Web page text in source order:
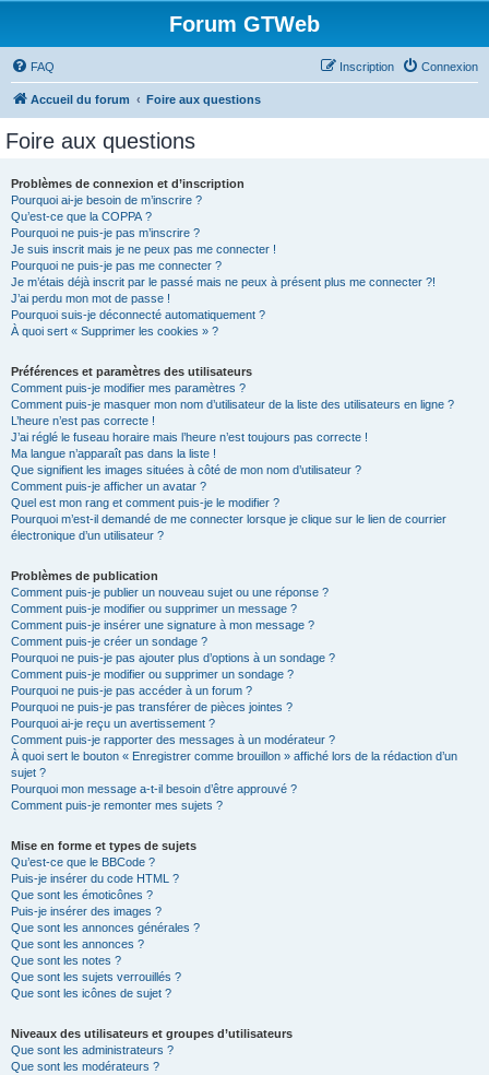
Forum GTWeb
FAQ Connexion
Inscription
Accueil du forum Foire aux questions
Foire aux questions
Problèmes de connexion et d’inscription
Pourquoi ai-je besoin de m’inscrire ?
Qu’est-ce que la COPPA ?
Pourquoi ne puis-je pas m’inscrire ?
Je suis inscrit mais je ne peux pas me connecter !
Pourquoi ne puis-je pas me connecter ?
Je m’étais déjà inscrit par le passé mais ne peux à présent plus me connecter ?!
J’ai perdu mon mot de passe !
Pourquoi suis-je déconnecté automatiquement ?
À quoi sert « Supprimer les cookies » ?
Préférences et paramètres des utilisateurs
Comment puis-je modifier mes paramètres ?
Comment puis-je masquer mon nom d’utilisateur de la liste des utilisateurs en ligne ?
L’heure n’est pas correcte !
J’ai réglé le fuseau horaire mais l’heure n’est toujours pas correcte !
Ma langue n’apparaît pas dans la liste !
Que signifient les images situées à côté de mon nom d’utilisateur ?
Comment puis-je afficher un avatar ?
Quel est mon rang et comment puis-je le modifier ?
Pourquoi m’est-il demandé de me connecter lorsque je clique sur le lien de courrier
électronique d’un utilisateur ?
Problèmes de publication
Comment puis-je publier un nouveau sujet ou une réponse ?
Comment puis-je modifier ou supprimer un message ?
Comment puis-je insérer une signature à mon message ?
Comment puis-je créer un sondage ?
Pourquoi ne puis-je pas ajouter plus d’options à un sondage ?
Comment puis-je modifier ou supprimer un sondage ?
Pourquoi ne puis-je pas accéder à un forum ?
Pourquoi ne puis-je pas transférer de pièces jointes ?
Pourquoi ai-je reçu un avertissement ?
Comment puis-je rapporter des messages à un modérateur ?
À quoi sert le bouton « Enregistrer comme brouillon » affiché lors de la rédaction d’un
sujet ?
Pourquoi mon message a-t-il besoin d’être approuvé ?
Comment puis-je remonter mes sujets ?
Mise en forme et types de sujets
Qu’est-ce que le BBCode ?
Puis-je insérer du code HTML ?
Que sont les émoticônes ?
Puis-je insérer des images ?
Que sont les annonces générales ?
Que sont les annonces ?
Que sont les notes ?
Que sont les sujets verrouillés ?
Que sont les icônes de sujet ?
Niveaux des utilisateurs et groupes d’utilisateurs
Que sont les administrateurs ?
Que sont les modérateurs ?